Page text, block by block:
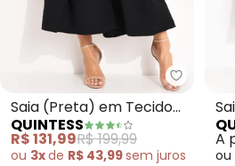
Saia (Preta) em Tecido
Texturizado
QUINTESS
R$ 131,99R$ 199,99
ou 3xde R$ 43,99sem juros
A
ou